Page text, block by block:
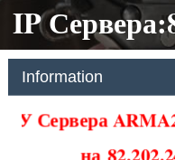
IP
Information
У Сервера
на